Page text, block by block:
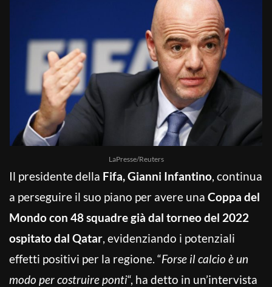
LaPresse/Reuters
Il presidente della Fifa, Gianni Infantino, continua
a perseguire il suo piano per avere una Coppa del
Mondo con 48 squadre già dal torneo del 2022
ospitato dal Qatar, evidenziando i potenziali
effetti positivi per la regione. “Forse il calcio è un
modo per costruire ponti“, ha detto in un’intervista